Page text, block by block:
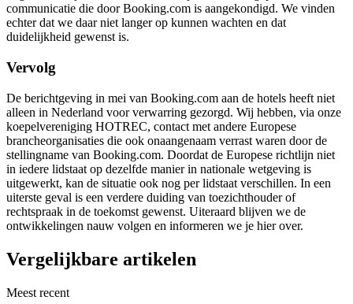
communicatie die door Booking.com is aangekondigd. We vinden
echter dat we daar niet langer op kunnen wachten en dat
duidelijkheid gewenst is.
Vervolg
De berichtgeving in mei van Booking.com aan de hotels heeft niet
alleen in Nederland voor verwarring gezorgd. Wij hebben, via onze
koepelvereniging HOTREC, contact met andere Europese
brancheorganisaties die ook onaangenaam verrast waren door de
stellingname van Booking.com. Doordat de Europese richtlijn niet
in iedere lidstaat op dezelfde manier in nationale wetgeving is
uitgewerkt, kan de situatie ook nog per lidstaat verschillen. In een
uiterste geval is een verdere duiding van toezichthouder of
rechtspraak in de toekomst gewenst. Uiteraard blijven we de
ontwikkelingen nauw volgen en informeren we je hier over.
Vergelijkbare artikelen
Meest recent